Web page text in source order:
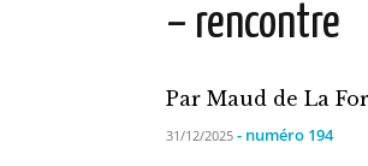
– rencontre
Par Maud de La
31/12/2025 - numéro 194